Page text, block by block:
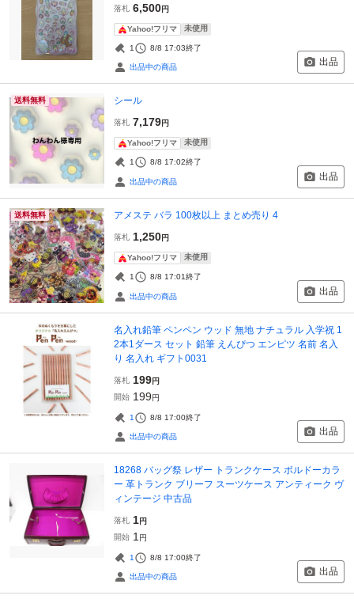
落札 6,500円
Yahoo!フリマ 未使用
1 8/8 17:03終了
出品中の商品 出品
送料無料 シール
落札 7,179円
Yahoo!フリマ 未使用
1 8/8 17:02終了
出品中の商品 出品
送料無料 アメステ バラ 100枚以上 まとめ売り 4
落札 1,250円
Yahoo!フリマ 未使用
1 8/8 17:01終了
出品中の商品 出品
名入れ鉛筆 ペンペン ウッド 無地 ナチュラル 入学祝 1
2本1ダース セット 鉛筆 えんぴつ エンピツ 名前 名入
り 名入れ ギフト0031
落札 199円
開始 199円
1 8/8 17:00終了
出品中の商品 出品
18268 バッグ祭 レザー トランクケース ボルドーカラ
ー 革トランク ブリーフ スーツケース アンティーク ヴ
ィンテージ 中古品
落札 1円
開始 1 円
1 8/8 17:00終了
出品中の商品 出品